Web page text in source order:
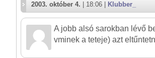
2003. október 4. | 18:06 | Klubber_
A jobb alsó sarokban lévő
vminek a teteje) azt